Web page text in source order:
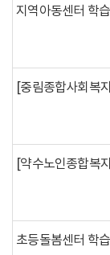
지역아동센터 학
초등돌봄센터 학